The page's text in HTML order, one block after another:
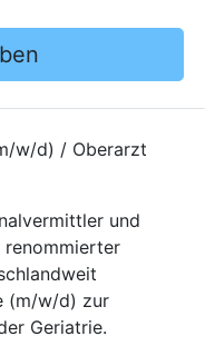
w/d) / Oberarzt
und
renommierter
(m/w/d) zur
Geriatrie.